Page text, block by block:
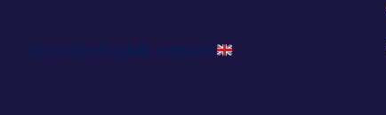
Go to the English website